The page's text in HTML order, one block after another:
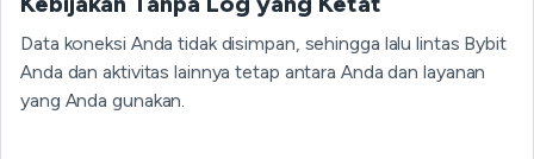
Data koneksi Anda tidak disimpan, sehingga lalu lintas Bybit
Anda dan aktivitas lainnya tetap antara Anda dan layanan
yang Anda gunakan.